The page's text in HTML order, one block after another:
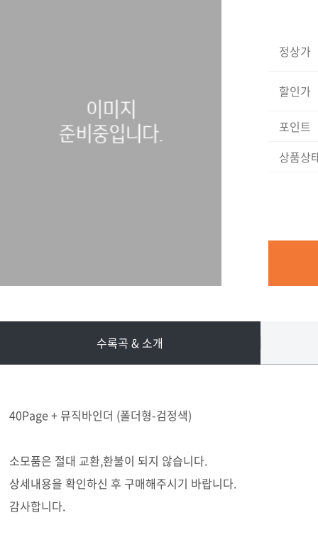
정상가
할인가
포인트
상품상
수록곡 & 소개
40Page + 뮤직바인더 (폴더형-검정색)
소모품은 절대 교환,환불이 되지 않습니다.
상세내용을 확인하신 후 구매해주시기 바랍니다.
감사합니다.